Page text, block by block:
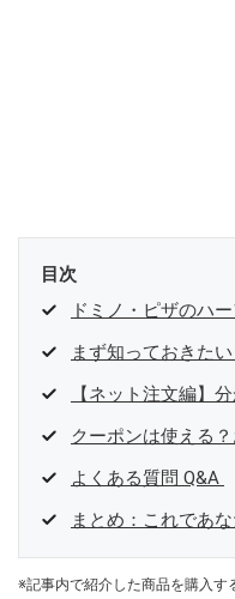
目次
ドミノ・ピザのハ
まず知っておきた
【ネット注文編】
クーポンは使える
よくある質問 Q&A
まとめ：これであ
※記事内で紹介した商品を購入す